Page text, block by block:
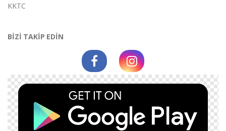
KKTC
BİZİ TAKİP EDİN